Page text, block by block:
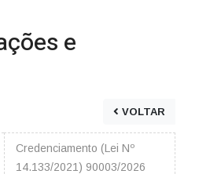
e
VOLTAR
Credenciamento (Lei Nº
14.133/2021) 90003/2026